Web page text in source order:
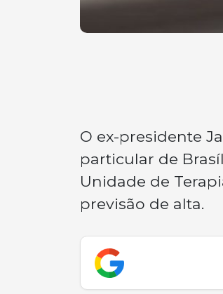
O ex-presidente
particular de
Unidade de
previsão de alta.